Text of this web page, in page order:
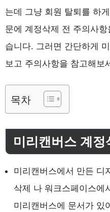
는데 그냥 회원 탈퇴를 하
문에 계정삭제 전 주의사
습니다. 그러면 간단하게
보고 주의사항을 참고해보
목차
미리캔버스 계
미리캔버스에서 만든 디
삭제 나 워크스페이스에
미리캔버스에 문서가 있